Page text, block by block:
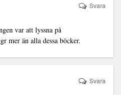
var att lyssna på
mer än alla dessa böcker.
Svara
Svara